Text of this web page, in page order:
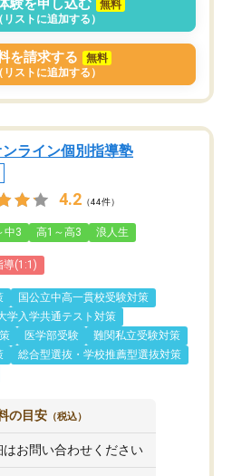
験を申し込む
無料
（リストに追加する）
を請求する
無料
（リストに追加する）
ンライン個別指導塾
4.2 （44件）
中3 高1～高3 浪人生
導(1:1)
国公立中高一貫校受験対策
学入学共通テスト対策
医学部受験
難関私立受験対策
総合型選抜・学校推薦型選抜対策
の目安 （税込）
はお問い合わせください